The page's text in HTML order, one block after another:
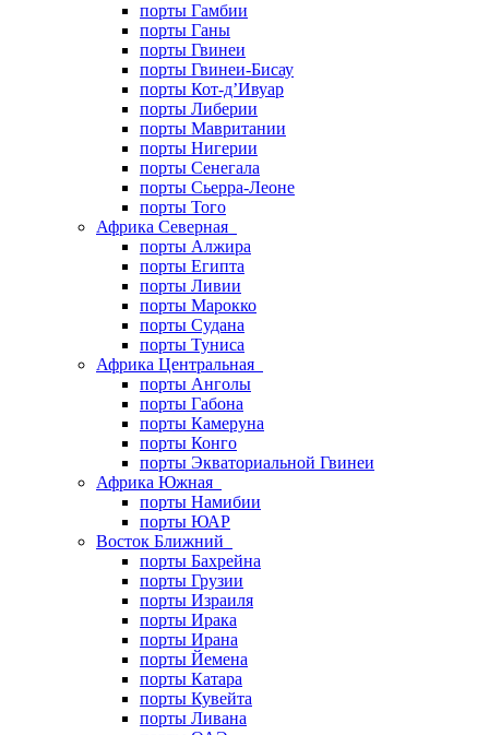
порты Гамбии
порты Ганы
порты Гвинеи
порты Гвинеи-Бисау
порты Кот-д’Ивуар
порты Либерии
порты Мавритании
порты Нигерии
порты Сенегала
порты Сьерра-Леоне
порты Того
Африка Северная
порты Алжира
порты Египта
порты Ливии
порты Марокко
порты Судана
порты Туниса
Африка Центральная
порты Анголы
порты Габона
порты Камеруна
порты Конго
порты Экваториальной Гвинеи
Африка Южная
порты Намибии
порты ЮАР
Восток Ближний
порты Бахрейна
порты Грузии
порты Израиля
порты Ирака
порты Ирана
порты Йемена
порты Катара
порты Кувейта
порты Ливана